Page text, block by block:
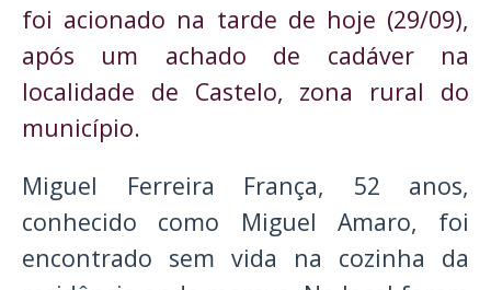
foi acionado na tarde de hoje (29/09),
após um achado de cadáver na
localidade de Castelo, zona rural do
município.
Miguel Ferreira França, 52 anos,
conhecido como Miguel Amaro, foi
encontrado sem vida na cozinha da